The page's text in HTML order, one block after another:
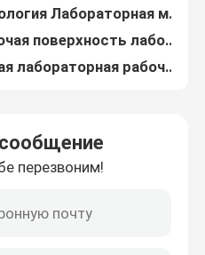
Теплостойкая лабораторная керамическая рабочая поверхность, полированная антикислотная лабораторная скамейка
перезвоним!